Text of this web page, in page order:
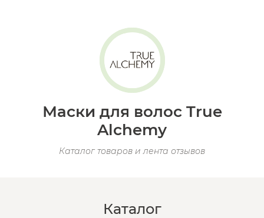
Маски для волос True
Alchemy
Каталог товаров и лента отзывов
Каталог